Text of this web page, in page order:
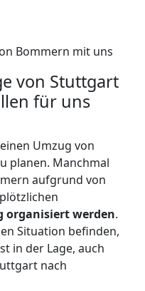
von Stuttgart
für uns
Umzug von
planen. Manchmal
aufgrund von
organisiert werden.
Situation befinden,
in der Lage, auch
nach